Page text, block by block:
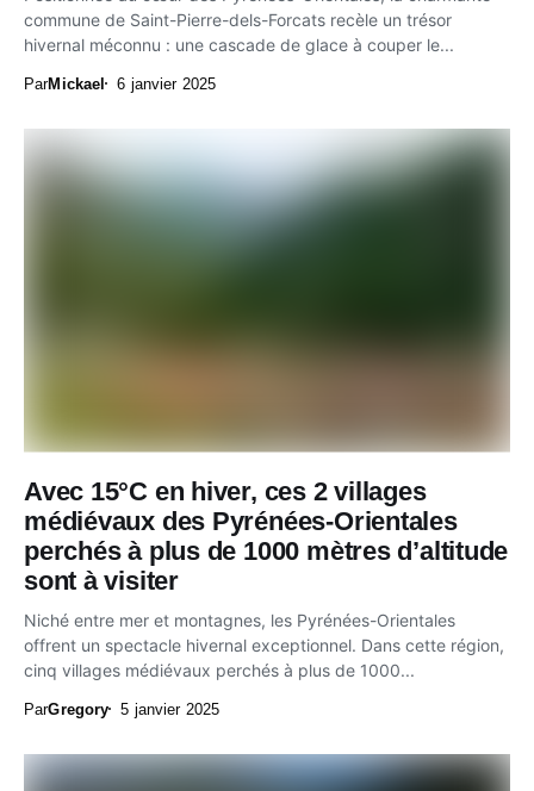
commune de Saint-Pierre-dels-Forcats recèle un trésor
hivernal méconnu : une cascade de glace à couper le...
ParMickael 6 janvier 2025
Avec 15°C en hiver, ces 2 villages
médiévaux des Pyrénées-Orientales
perchés à plus de 1000 mètres d’altitude
sont à visiter
Niché entre mer et montagnes, les Pyrénées-Orientales
offrent un spectacle hivernal exceptionnel. Dans cette région,
cinq villages médiévaux perchés à plus de 1000...
ParGregory 5 janvier 2025